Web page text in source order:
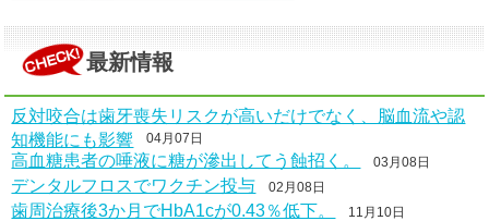
最新情報
反対咬合は歯牙喪失リスクが高いだけでなく、脳血流や認
知機能にも影響 04月07日
高血糖患者の唾液に糖が滲出してう蝕招く。 03月08日
デンタルフロスでワクチン投与 02月08日
歯周治療後3か月でHbA1cが0.43％低下。 11月10日